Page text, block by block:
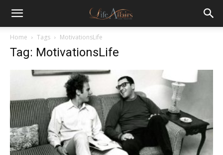
Home Tags MotivationsLife
Tag: MotivationsLife